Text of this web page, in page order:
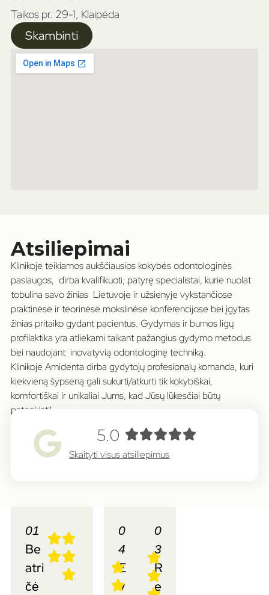
Taikos pr. 29-1, Klaipėda
Skambinti
Atsiliepimai
Klinikoje teikiamos aukščiausios kokybės odontologinės
paslaugos, dirba kvalifikuoti, patyrę specialistai, kurie nuolat
tobulina savo žinias Lietuvoje ir užsienyje vykstančiose
praktinėse ir teorinėse mokslinėse konferencijose bei įgytas
žinias pritaiko gydant pacientus. Gydymas ir burnos ligų
profilaktika yra atliekami taikant pažangius gydymo metodus
bei naudojant inovatyvią odontologinę techniką.
Klinikoje Amidenta dirba gydytojų profesionalų komanda, kuri
kiekvieną šypseną gali sukurti/atkurti tik kokybiškai,
komfortiškai ir unikaliai Jums, kad Jūsų lūkesčiai būtų
patenkinti!
5.0
Skaityti visus atsiliepimus
01
Be
atri
čė
0
3
R
e
0
4
E
v